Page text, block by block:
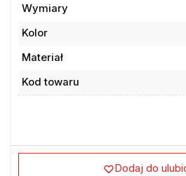
Wymiary
Kolor
Materiał
Kod towaru
Dodaj do